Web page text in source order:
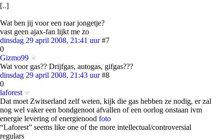
[..]
Wat ben jij voor een raar jongetje?
vast geen ajax-fan lijkt me zo
dinsdag 29 april 2008, 21:41 uur #7
0
Gizmo99
Wat voor gas?? Drijfgas, autogas, gifgas???
dinsdag 29 april 2008, 21:43 uur #8
0
laforest
Dat moet Zwitserland zelf weten, kijk die gas hebben ze nodig, er zal
nog wel vaker een bondgenoot afvallen of een oorlog onstaan ivm
energie levering of energienood foto
“Laforest” seems like one of the more intellectual/controversial
regulars